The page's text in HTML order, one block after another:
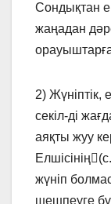
Сондықтан
жаңадан
2) Жүнiптiк,
секiл-дi
аяқты жуу
жүнiп
шешпеуге